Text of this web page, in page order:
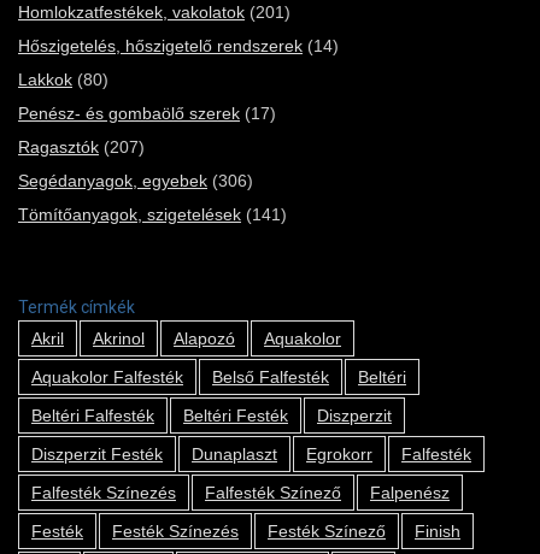
Homlokzatfestékek, vakolatok (201)
Hőszigetelés, hőszigetelő rendszerek (14)
Lakkok (80)
Penész- és gombaölő szerek (17)
Ragasztók (207)
Segédanyagok, egyebek (306)
Tömítőanyagok, szigetelések (141)
Termék címkék
Akril
Akrinol Alapozó
Aquakolor
Aquakolor Falfesték
Belső Falfesték
Beltéri
Beltéri Falfesték
Beltéri Festék
Diszperzit
Diszperzit Festék
Dunaplaszt Egrokorr
Falfesték
Falfesték Színezés
Falfesték Színező
Falpenész
Festék
Festék Színezés Festék Színező
Finish